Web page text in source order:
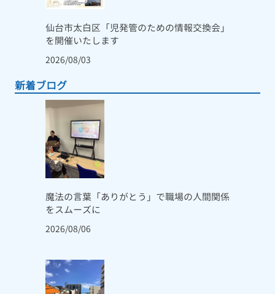
仙台市太白区「児発管のための情報交換会」
を開催いたします
2026/08/03
新着ブログ
魔法の言葉「ありがとう」で職場の人間関係
をスムーズに
2026/08/06